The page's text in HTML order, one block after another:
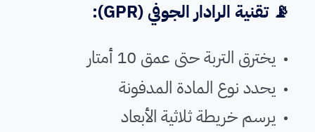
📡 تقنية الرادار الجوفي (GPR):
يخترق التربة حتى عمق 10 أمتار
يحدد نوع المادة المدفونة
يرسم خريطة ثلاثية الأبعاد